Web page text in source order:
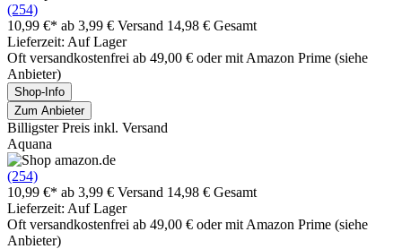
(254)
10,99 €* ab 3,99 € Versand 14,98 € Gesamt
Lieferzeit: Auf Lager
Oft versandkostenfrei ab 49,00 € oder mit Amazon Prime (siehe
Anbieter)
Shop-Info
Zum Anbieter
Billigster Preis inkl. Versand
Aquana
(254)
10,99 €* ab 3,99 € Versand 14,98 € Gesamt
Lieferzeit: Auf Lager
Oft versandkostenfrei ab 49,00 € oder mit Amazon Prime (siehe
Anbieter)